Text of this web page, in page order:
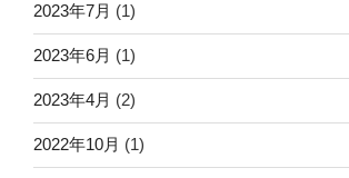
2023年7月 (1)
2023年6月 (1)
2023年4月 (2)
2022年10月 (1)